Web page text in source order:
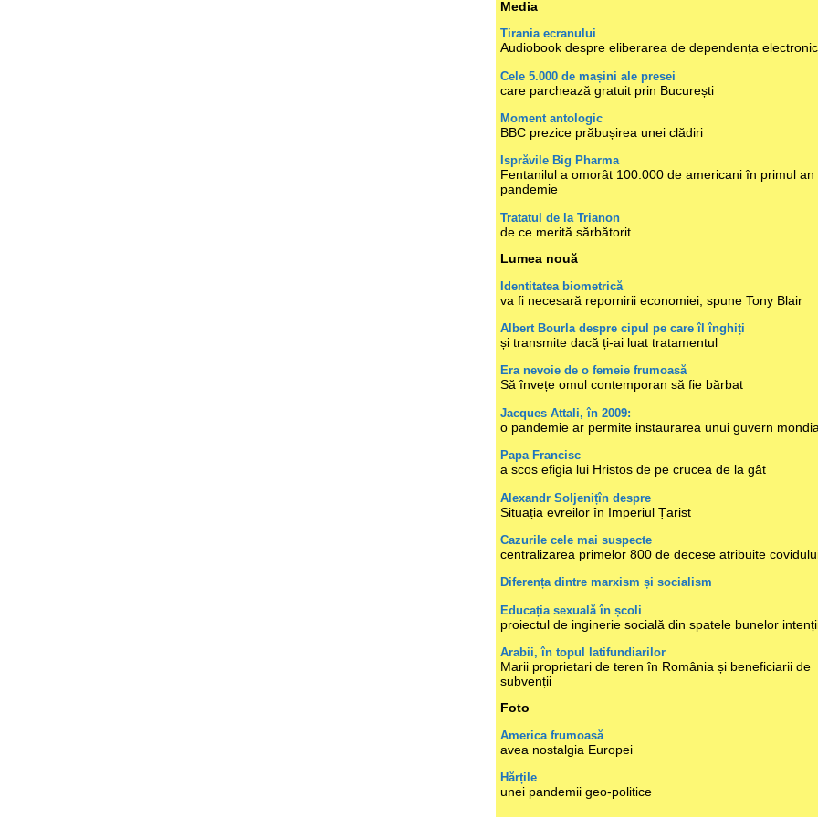
Media
Tirania ecranului
Audiobook despre eliberarea de dependența
Cele 5.000 de mașini ale presei
care parchează gratuit prin București
Moment antologic
BBC prezice prăbușirea unei clădiri
Isprăvile Big Pharma
Fentanilul a omorât 100.000 de americani în primul an
pandemie
Tratatul de la Trianon
de ce merită sărbătorit
Lumea nouă
Identitatea biometrică
va fi necesară repornirii economiei, spune Tony Blair
Albert Bourla despre cipul pe care îl înghiți
și transmite dacă ți-ai luat tratamentul
Era nevoie de o femeie frumoasă
Să învețe omul contemporan să fie bărbat
Jacques Attali, în 2009:
o pandemie ar permite instaurarea unui guvern
Papa Francisc
a scos efigia lui Hristos de pe crucea de la gât
Alexandr Soljenițîn despre
Situația evreilor în Imperiul Țarist
Cazurile cele mai suspecte
centralizarea primelor 800 de decese atribuite
Diferența dintre marxism și socialism
Educația sexuală în școli
proiectul de inginerie socială din spatele bunelor
Arabii, în topul latifundiarilor
Marii proprietari de teren în România și beneficiarii de
subvenții
Foto
America frumoasă
avea nostalgia Europei
Hărțile
unei pandemii geo-politice